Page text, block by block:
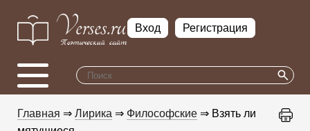
Вход Регистрация
Главная ⇒ Лирика ⇒ Философские ⇒ Взять ли